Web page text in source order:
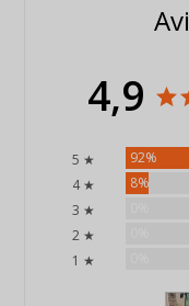
4,9
5 ★ 92%
4 ★
8%
3 ★
2 ★
1 ★